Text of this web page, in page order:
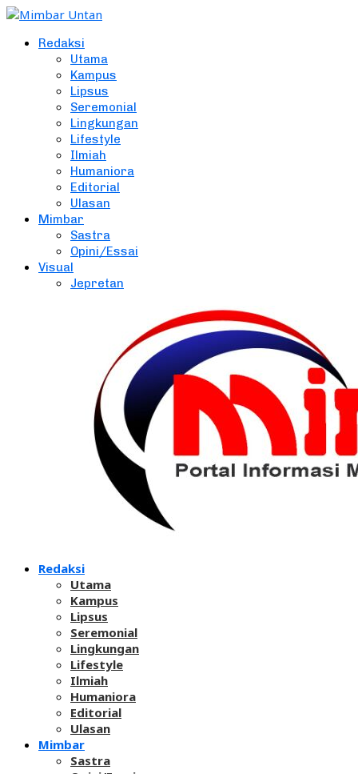
Redaksi
Utama
Kampus
Lipsus
Seremonial
Lingkungan
Lifestyle
Ilmiah
Humaniora
Editorial
Ulasan
Mimbar
Sastra
Opini/Essai
Visual
Jepretan
Redaksi
Utama
Kampus
Lipsus
Seremonial
Lingkungan
Lifestyle
Ilmiah
Humaniora
Editorial
Ulasan
Mimbar
Sastra